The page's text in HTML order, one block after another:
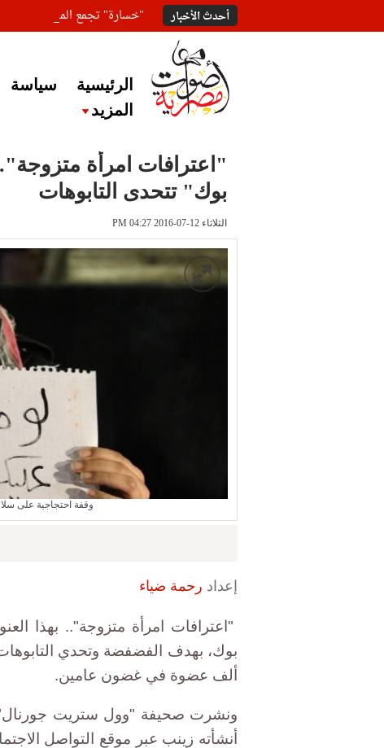
أحدث الأخبار "خسارة" تجمع المعلقين على
الرئيسية سياسة
المزيد
"اعترافات امرأة
بوك" تتحدى التابوهات
الثلاثاء 12-07-2016 PM 04:27
وقفة احتجاجية على
إعداد رحمة ضياء
"اعترافات امرأة متزوجة".. بهذا
ألف عضوة في غضون عامين.
ونشرت صحيفة "وول ستريت جورنال"
أنشأته زينب عبر موقع التواصل